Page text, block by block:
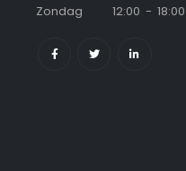
Zondag 12:00 - 18:00